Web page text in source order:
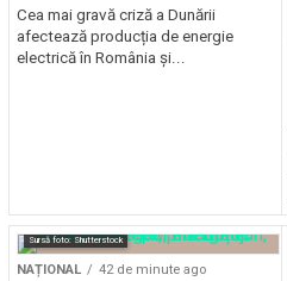
Cea mai gravă criză a Dunării
afectează producția de energie
electrică în România și...
Sursă foto: Shutterstock
NAȚIONAL 42 de minute ago